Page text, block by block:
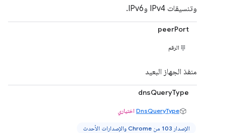
وتنسيقات IPv4 وIPv6.
peerPort
الرقم
منفذ الجهاز البعيد
dnsQueryType
DnsQueryType اختياري
الإصدار 103 من Chrome والإصدارات الأحدث